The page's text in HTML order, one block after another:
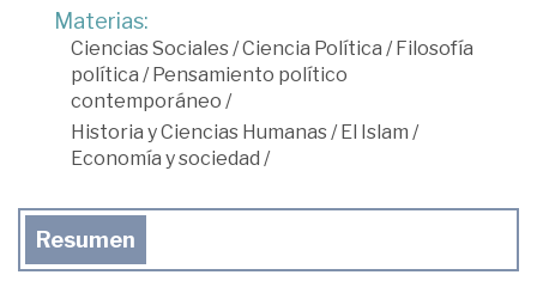
Materias:
Ciencias Sociales/Ciencia Política / Filosofía
política / Pensamiento político
contemporáneo /
Historia y Ciencias Humanas/ El Islam /
Economía y sociedad /
Resumen